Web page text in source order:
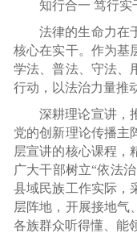
知行合一 笃行实
法律的生命力在
核心在实干。作为基
学法、普法、守法、
行动，以法治力量推
深耕理论宣讲，
党的创新理论传播主
层宣讲的核心课程，
广大干部树立“依法
县域民族工作实际，
层阵地，开展接地气
各族群众听得懂、能